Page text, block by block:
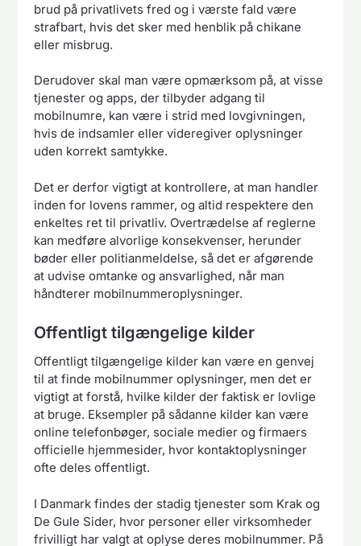
brud på privatlivets fred og i værste fald være
strafbart, hvis det sker med henblik på chikane
eller misbrug.
Derudover skal man være opmærksom på, at visse
tjenester og apps, der tilbyder adgang til
mobilnumre, kan være i strid med lovgivningen,
hvis de indsamler eller videregiver oplysninger
uden korrekt samtykke.
Det er derfor vigtigt at kontrollere, at man handler
inden for lovens rammer, og altid respektere den
enkeltes ret til privatliv. Overtrædelse af reglerne
kan medføre alvorlige konsekvenser, herunder
bøder eller politianmeldelse, så det er afgørende
at udvise omtanke og ansvarlighed, når man
håndterer mobilnummeroplysninger.
Offentligt tilgængelige kilder
Offentligt tilgængelige kilder kan være en genvej
til at finde mobilnummer oplysninger, men det er
vigtigt at forstå, hvilke kilder der faktisk er lovlige
at bruge. Eksempler på sådanne kilder kan være
online telefonbøger, sociale medier og firmaers
officielle hjemmesider, hvor kontaktoplysninger
ofte deles offentligt.
I Danmark findes der stadig tjenester som Krak og
De Gule Sider, hvor personer eller virksomheder
frivilligt har valgt at oplyse deres mobilnummer. På